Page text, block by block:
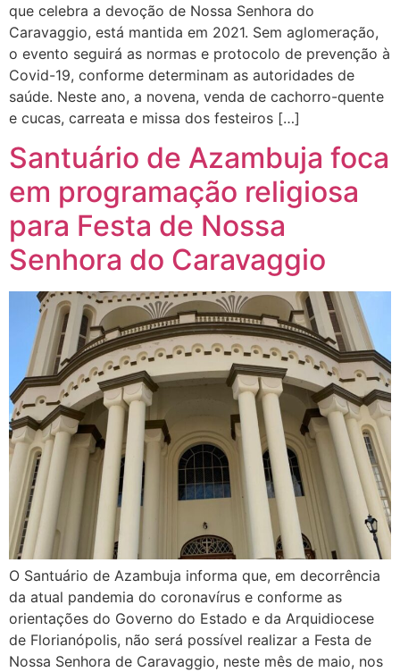
que celebra a devoção de Nossa Senhora do
Caravaggio, está mantida em 2021. Sem aglomeração,
o evento seguirá as normas e protocolo de prevenção à
Covid-19, conforme determinam as autoridades de
saúde. Neste ano, a novena, venda de cachorro-quente
e cucas, carreata e missa dos festeiros […]
Santuário de Azambuja foca
em programação religiosa
para Festa de Nossa
Senhora do Caravaggio
O Santuário de Azambuja informa que, em decorrência
da atual pandemia do coronavírus e conforme as
orientações do Governo do Estado e da Arquidiocese
de Florianópolis, não será possível realizar a Festa de
Nossa Senhora de Caravaggio, neste mês de maio, nos